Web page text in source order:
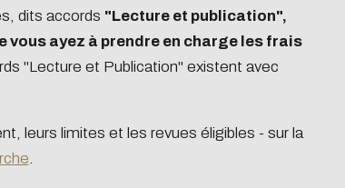
Newsletter #3 | fev-26
Newsletter #4 | mai-26
dits accords "Lecture et publication",
vous ayez à prendre en charge les frais
"Lecture et Publication" existent avec
leurs limites et les revues éligibles - sur la
.